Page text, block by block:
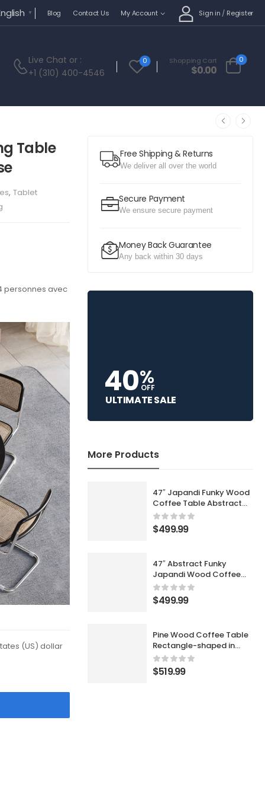
▼ Blog Contact Us My Account Sign in / Register
Live Chat or :
+1 (310) 400-4546
0 Shopping Cart
$0.00
0
Free Shipping & Returns
We deliver all over the world
Secure Payment
We ensure secure payment
Money Back Guarantee
Any back within 30 days
40%
OFF
ULTIMATE SALE
More Products
47″ Japandi Funky Wood
Coffee Table Abstract
Cloud Shaped in White
$499.99
47″ Abstract Funky
Japandi Wood Coffee
Table Cloud Shaped in
Black
$499.99
Pine Wood Coffee Table
Rectangle-shaped in
Walnut with Abstract
Base Japandi
$519.99
Table
, Tablet
personnes avec
(US) dollar